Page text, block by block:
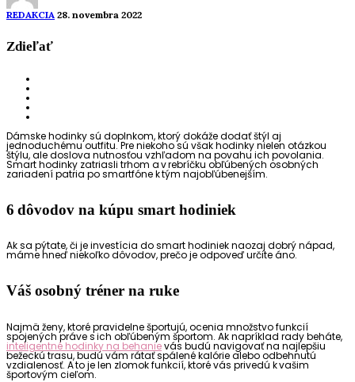
REDAKCIA 28. novembra 2022
Zdieľať
Dámske hodinky sú doplnkom, ktorý dokáže dodať štýl aj
jednoduchému outfitu. Pre niekoho sú však hodinky nielen otázkou
štýlu, ale doslova nutnosťou vzhľadom na povahu ich povolania.
Smart hodinky zatriasli trhom a v rebríčku obľúbených osobných
zariadení patria po smartfóne k tým najobľúbenejším.
6 dôvodov na kúpu smart hodiniek
Ak sa pýtate, či je investícia do smart hodiniek naozaj dobrý nápad,
máme hneď niekoľko dôvodov, prečo je odpoveď určite áno.
Váš osobný tréner na ruke
Najmä ženy, ktoré pravidelne športujú, ocenia množstvo funkcií
spojených práve s ich obľúbeným športom. Ak napríklad rady beháte,
inteligentné hodinky na behanievás budú navigovať na najlepšiu
bežeckú trasu, budú vám rátať spálené kalórie alebo odbehnutú
vzdialenosť. A to je len zlomok funkcií, ktoré vás privedú k vašim
športovým cieľom.